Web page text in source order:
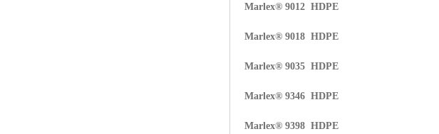
Marlex® 9012 HDPE
Marlex® 9018 HDPE
Marlex® 9035 HDPE
Marlex® 9346 HDPE
Marlex® 9398 HDPE